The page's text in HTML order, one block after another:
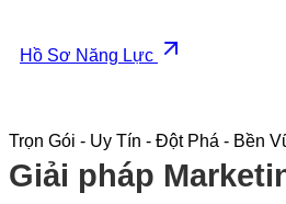
Hồ Sơ Năng Lực
Trọn Gói - Uy Tín - Đột Phá - Bền
Giải pháp